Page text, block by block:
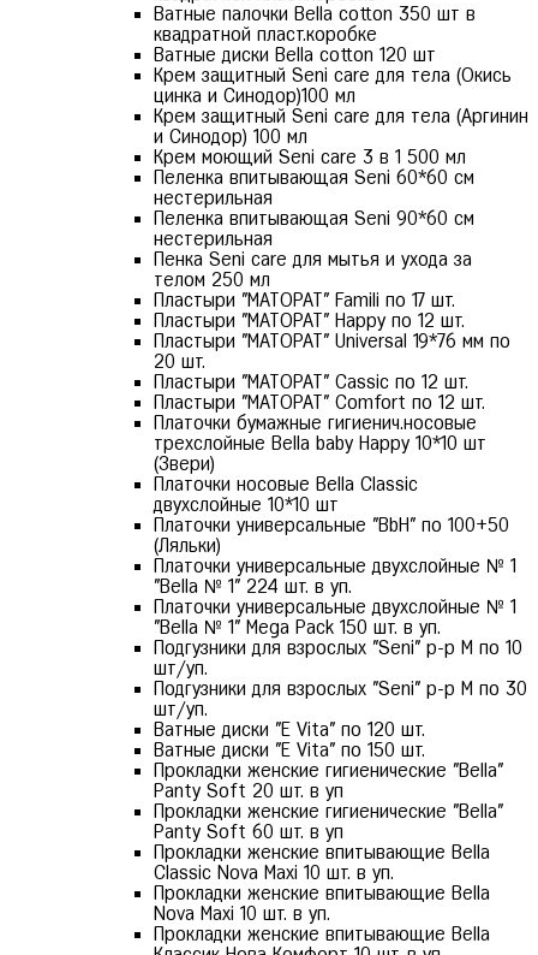
Ватные палочки Bella cotton 350 шт в
квадратной пласт.коробке
Ватные диски Bella cotton 120 шт
Крем защитный Seni care для тела (Окись
цинка и Синодор)100 мл
Крем защитный Seni care для тела (Аргинин
и Синодор) 100 мл
Крем моющий Seni care 3 в 1 500 мл
Пеленка впитывающая Seni 60*60 см
нестерильная
Пеленка впитывающая Seni 90*60 см
нестерильная
Пенка Seni care для мытья и ухода за
телом 250 мл
Пластыри "МАТОРАТ" Famili по 17 шт.
Пластыри "МАТОРАТ" Happy по 12 шт.
Пластыри "МАТОРАТ" Universal 19*76 мм по
20 шт.
Пластыри "МАТОРАТ" Сassic по 12 шт.
Пластыри "МАТОРАТ" Сomfort по 12 шт.
Платочки бумажные гигиенич.носовые
трехслойные Bella baby Happy 10*10 шт
(Звери)
Платочки носовые Bella Classic
двухслойные 10*10 шт
Платочки универсальные "BbH" по 100+50
(Ляльки)
Платочки универсальные двухслойные № 1
"Bella № 1" 224 шт. в уп.
Платочки универсальные двухслойные № 1
"Bella № 1" Mega Pack 150 шт. в уп.
Подгузники для взрослых "Seni" р-р М по 10
шт/уп.
Подгузники для взрослых "Seni" р-р М по 30
шт/уп.
Ватные диски "E Vita" по 120 шт.
Ватные диски "E Vita" по 150 шт.
Прокладки женские гигиенические "Bella"
Panty Soft 20 шт. в уп
Прокладки женские гигиенические "Bella"
Panty Soft 60 шт. в уп
Прокладки женские впитывающие Bella
Classic Nova Maxi 10 шт. в уп.
Прокладки женские впитывающие Bella
Nova Maxi 10 шт. в уп.
Прокладки женские впитывающие Bella